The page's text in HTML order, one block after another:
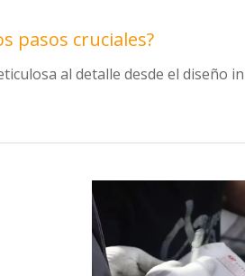
pasos cruciales?
al detalle desde el diseño